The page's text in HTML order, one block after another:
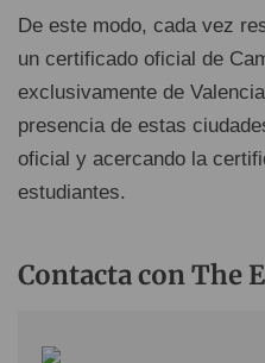
De este modo, cada vez
un certificado oficial de
exclusivamente de
presencia de estas
oficial y acercando la
estudiantes.
Contacta con The